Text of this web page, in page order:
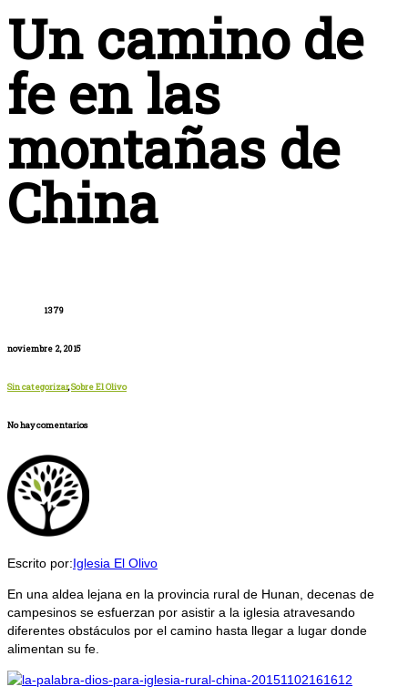
Un camino de
fe en las
montañas de
China
1379
noviembre 2, 2015
Sin categorizar,Sobre El Olivo
No hay comentarios
Escrito por:Iglesia El Olivo
En una aldea lejana en la provincia rural de Hunan, decenas de
campesinos se esfuerzan por asistir a la iglesia atravesando
diferentes obstáculos por el camino hasta llegar a lugar donde
alimentan su fe.